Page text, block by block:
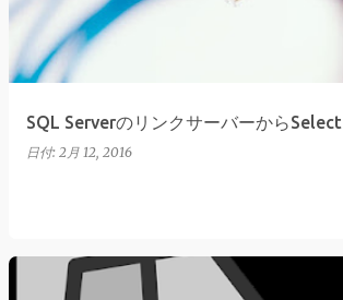
SQL ServerのリンクサーバーからSelect
日付: 2月 12, 2016